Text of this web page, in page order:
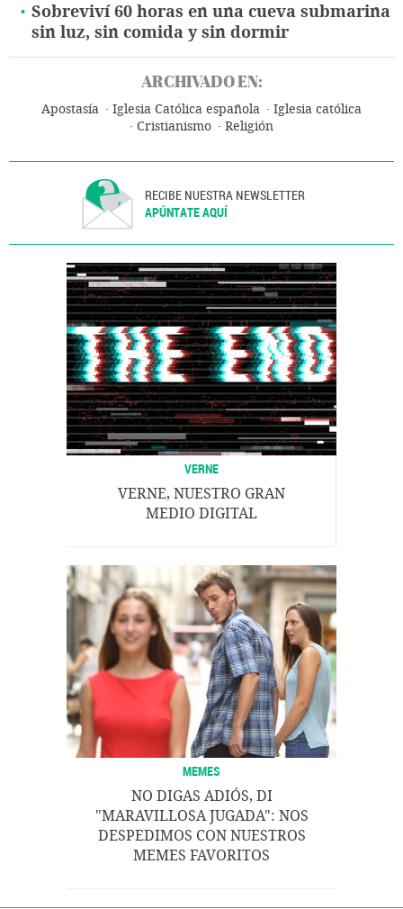
Sobreviví 60 horas en una cueva submarina
sin luz, sin comida y sin dormir
ARCHIVADO EN:
Apostasía Iglesia Católica española
Iglesia católica
Cristianismo
Religión
RECIBE NUESTRA NEWSLETTER
APÚNTATE AQUÍ
VERNE
VERNE, NUESTRO GRAN
MEDIO DIGITAL
MEMES
NO DIGAS ADIÓS, DI
"MARAVILLOSA JUGADA": NOS
DESPEDIMOS CON NUESTROS
MEMES FAVORITOS